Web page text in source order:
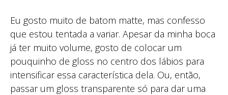
Eu gosto muito de batom matte, mas confesso
que estou tentada a variar. Apesar da minha boca
já ter muito volume, gosto de colocar um
pouquinho de gloss no centro dos lábios para
intensificar essa característica dela. Ou, então,
passar um gloss transparente só para dar uma